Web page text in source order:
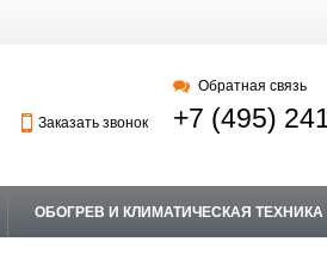
Заказать звонок
Обратная связь
+7 (495)
ОБОГРЕВ И КЛИМАТИЧЕСКАЯ ТЕХНИКА